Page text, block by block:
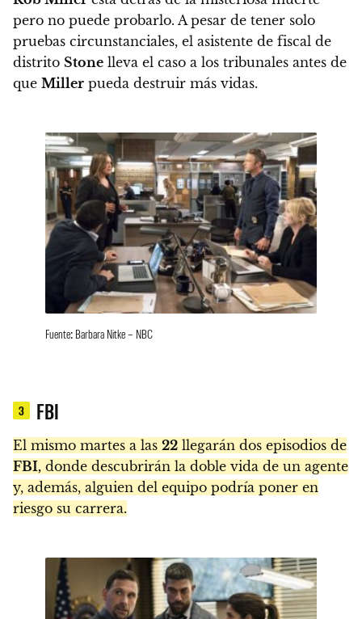
pero no puede probarlo. A pesar de tener solo
pruebas circunstanciales, el asistente de fiscal de
distrito Stone lleva el caso a los tribunales antes de
que Miller pueda destruir más vidas.
Fuente: Barbara Nitke – NBC
3 FBI
El mismo martes a las 22 llegarán dos episodios de
FBI, donde descubrirán la doble vida de un agente
y, además, alguien del equipo podría poner en
riesgo su carrera.